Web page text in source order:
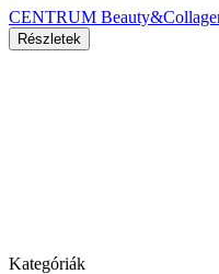
CENTRUM
Részletek
Kategóriák